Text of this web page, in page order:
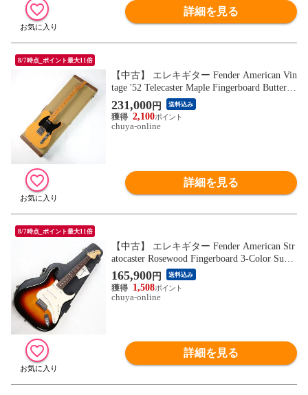
詳細を見る
8/7時点_ポイント最大11倍
【中古】 エレキギター Fender American Vin
tage '52 Telecaster Maple Fingerboard Buttersc
otch Blonde 2005年製 フェンダー テレキャ
スター アメリカンビンテージ バタースコ
ッチブロンド
231,000円 送料込み
2,100
chuya-online
詳細を見る
8/7時点_ポイント最大11倍
【中古】 エレキギター Fender American Str
atocaster Rosewood Fingerboard 3-Color Sunb
urst 2007年製 USA製
165,900円 送料込み
1,508
chuya-online
詳細を見る